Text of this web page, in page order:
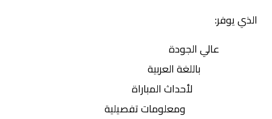
الذي يوفر:
عالي الجودة
باللغة العربية
لأحداث المباراة
ومعلومات تفصيلية